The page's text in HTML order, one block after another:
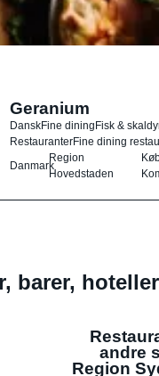
Geranium
DanskFine diningFisk &
RestauranterFine dining
Danmark
Region
Hovedstaden
barer,
andre
Region